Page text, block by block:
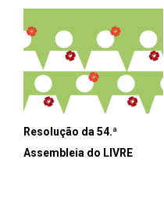
Resolução da 54.ª
Assembleia do LIVRE